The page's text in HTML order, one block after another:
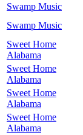
Swamp Music
Swamp Music
Sweet Home
Alabama
Sweet Home
Alabama
Sweet Home
Alabama
Sweet Home
Alabama